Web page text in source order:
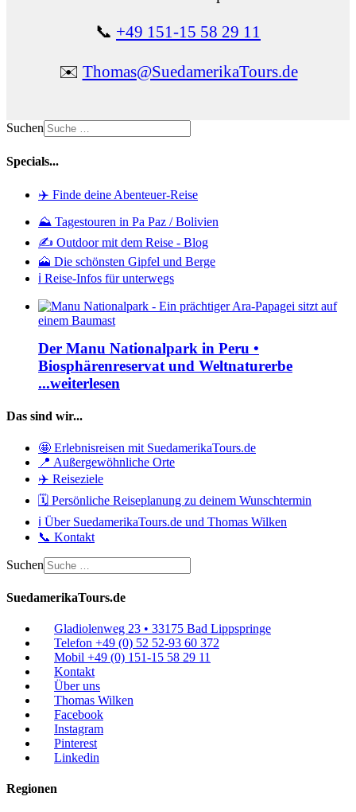
📞 +49 151-15 58 29 11
✉️ Thomas@SuedamerikaTours.de
Suchen
Specials...
✈️ Finde deine Abenteuer-Reise
⛰️ Tagestouren in Pa Paz / Bolivien
✍️ Outdoor mit dem Reise - Blog
🗻 Die schönsten Gipfel und Berge
ℹ️ Reise-Infos für unterwegs
Der Manu Nationalpark in Peru •
Biosphärenreservat und Weltnaturerbe
...weiterlesen
Das sind wir...
🤩 Erlebnisreisen mit SuedamerikaTours.de
📍 Außergewöhnliche Orte
✈️ Reiseziele
🗓️ Persönliche Reiseplanung zu deinem Wunschtermin
ℹ️ Über SuedamerikaTours.de und Thomas Wilken
📞 Kontakt
Suchen
SuedamerikaTours.de
Gladiolenweg 23 • 33175 Bad Lippspringe
Telefon +49 (0) 52 52-93 60 372
Mobil +49 (0) 151-15 58 29 11
Kontakt
Über uns
Thomas Wilken
Facebook
Instagram
Pinterest
Linkedin
Regionen